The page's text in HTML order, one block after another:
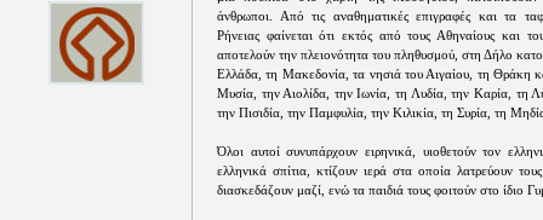
άνθρωποι. Από τις αναθηματικές επιγραφές και τα
Ρήνειας φαίνεται ότι εκτός από τους Αθηναίους και
αποτελούν την πλειονότητα του πληθυσμού, στη Δήλο
Ελλάδα, τη Μακεδονία, τα νησιά του Αιγαίου, τη Θράκη
Μυσία, την Αιολίδα, την Ιωνία, τη Λυδία, την Καρία, τη
την Πισιδία, την Παμφυλία, την Κιλικία, τη Συρία, τη
Όλοι αυτοί συνυπάρχουν ειρηνικά, υιοθετούν τον
ελληνικά σπίτια, κτίζουν ιερά στα οποία λατρεύουν
διασκεδάζουν μαζί, ενώ τα παιδιά τους φοιτούν στο ίδιο